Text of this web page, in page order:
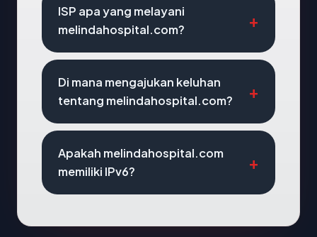
ISP apa yang melayani
melindahospital.com?
Di mana mengajukan keluhan
tentang melindahospital.com?
Apakah melindahospital.com
memiliki IPv6?